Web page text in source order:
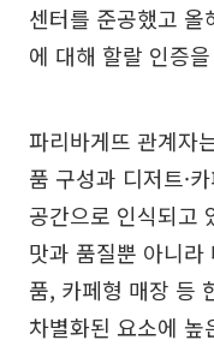
센터를 준공했고 올
에 대해 할랄 인증
파리바게뜨 관계자
품 구성과 디저트·
공간으로 인식되고
맛과 품질뿐 아니
품, 카페형 매장 등
차별화된 요소에 높